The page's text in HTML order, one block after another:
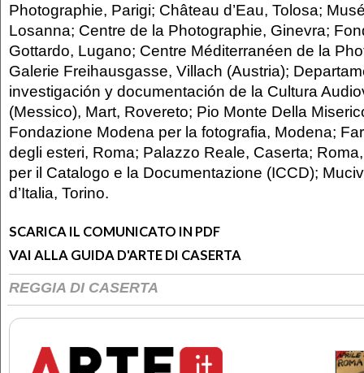
Photographie, Parigi; Château d’Eau, Tolosa;
Losanna; Centre de la Photographie, Ginevra;
Gottardo, Lugano; Centre Méditerranéen de la
Galerie Freihausgasse, Villach (Austria);
investigación y documentación de la Cultura
(Messico), Mart, Rovereto; Pio Monte Della
Fondazione Modena per la fotografia, Modena;
degli esteri, Roma; Palazzo Reale, Caserta;
per il Catalogo e la Documentazione (ICCD);
d’Italia, Torino.
SCARICA IL COMUNICATO IN PDF
VAI ALLA GUIDA D'ARTE DI CASERTA
REGGIA DI CASERTA